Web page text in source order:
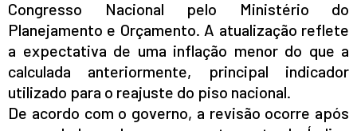
Congresso Nacional pelo Ministério do
Planejamento e Orçamento. A atualização reflete
a expectativa de uma inflação menor do que a
calculada anteriormente, principal indicador
utilizado para o reajuste do piso nacional.
De acordo com o governo, a revisão ocorre após